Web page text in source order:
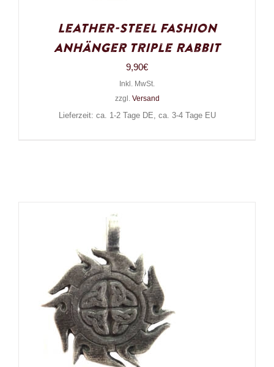
Leather-Steel Fashion
Anhänger Triple Rabbit
9,90€
Inkl. MwSt.
zzgl. Versand
Lieferzeit: ca. 1-2 Tage DE, ca. 3-4 Tage EU